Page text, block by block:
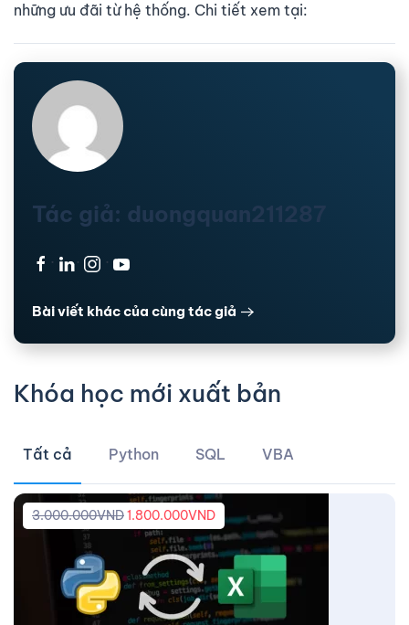
những ưu đãi từ hệ thống. Chi tiết xem tại:
Tác giả: duongquan211287
· · ·
Bài viết khác của cùng tác giả
Khóa học mới xuất bản
Tất cả Python SQL VBA
3.000.000VND1.800.000VND